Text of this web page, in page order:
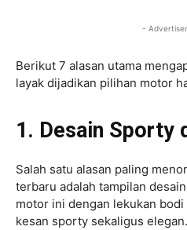
-
Berikut 7 alasan utama
layak dijadikan pilihan motor
1. Desain Sporty
Salah satu alasan paling
terbaru adalah tampilan
motor ini dengan lekukan
kesan sporty sekaligus elegan.